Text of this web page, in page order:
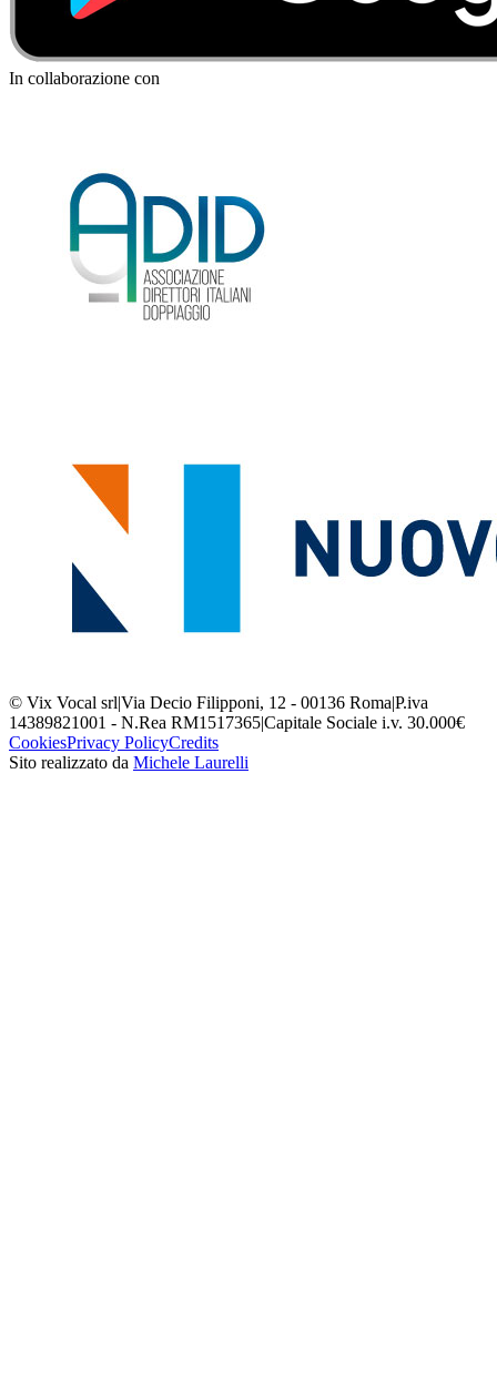
In collaborazione con
© Vix Vocal srl|Via Decio Filipponi, 12 - 00136 Roma|P.iva
14389821001 - N.Rea RM1517365|Capitale Sociale i.v. 30.000€
CookiesPrivacy PolicyCredits
Sito realizzato da Michele Laurelli